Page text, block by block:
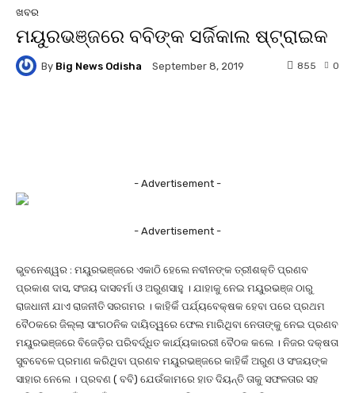
ଖବର
ମୟୁରଭଞ୍ଜରେ ବବିଙ୍କ ସର୍ଜିକାଲ ଷ୍ଟ୍ରାଇକ
By Big News Odisha September 8, 2019 0
855
- Advertisement -
- Advertisement -
ଭୁବନେଶ୍ୱର : ମୟୁରଭଞ୍ଜରେ ଏକାଠି ହେଲେ ନବୀନଙ୍କ ତ୍ରୀଶକ୍ତି ପ୍ରଣବ
ପ୍ରକାଶ ଦାସ, ସଂଜୟ ଦାସବର୍ମା ଓ ଅରୁଣସାହୁ । ଯାହାକୁ ନେଇ ମୟୁରଭଞ୍ଜ ଠାରୁ
ରାଜଧାନୀ ଯାଏ ରାଜନୀତି ସରଗମର । କାହିକିଁ ପର୍ଯ୍ୟବେକ୍ଷକ ହେବା ପରେ ପ୍ରଥମ
ବୈଠକରେ ଜିଲ୍ଲା ସାଂଗଠନିକ ଦାୟିତ୍ୱରେ ଫେଲ ମାରିଥିବା ନେତାଙ୍କୁ ନେଇ ପ୍ରଣବ
ମୟୁରଭଞ୍ଜରେ ବିଜେଡ଼ିର ପରିବର୍ଦ୍ଧିତ କାର୍ଯ୍ୟକାରରୀ ବୈଠକ କଲେ । ନିଜର ଦକ୍ଷତା
ସୁବବେଳେ ପ୍ରମାଣ କରିଥିବା ପ୍ରଣବ ମୟୁରଭଞ୍ଜରେ କାହିକିଁ ଅରୁଣ ଓ ସଂଜୟଙ୍କ
ସାହାର ନେଲେ । ପ୍ରବଣ ( ବବି) ଯେଉଁକାମରେ ହାତ ଦିୟନ୍ତି ତାକୁ ସଫଳତାର ସହ